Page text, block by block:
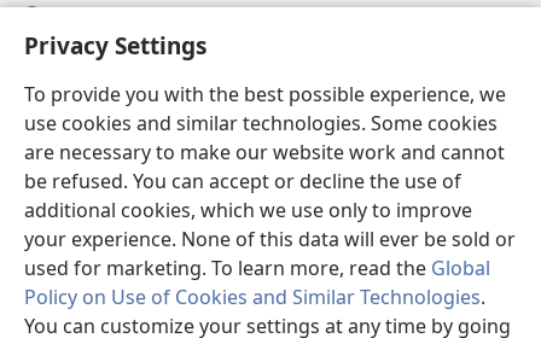
Privacy Settings
To provide you with the best possible experience, we
use cookies and similar technologies. Some cookies
are necessary to make our website work and cannot
be refused. You can accept or decline the use of
additional cookies, which we use only to improve
your experience. None of this data will ever be sold or
used for marketing. To learn more, read the Global
Policy on Use of Cookies and Similar Technologies.
You can customize your settings at any time by going
(opens
window)Ҝөзәтчи гүлләсинин онлајн китабханасы
(opens
new
window)JW Hub ®
(opens
new
window)
Copyright© 2026 Watch Tower Bible and Tract Society of Pennsylvania.